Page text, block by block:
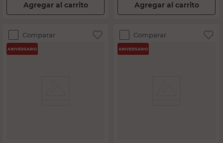
Agregar al carrito Agregar al carrito
Comparar Comparar